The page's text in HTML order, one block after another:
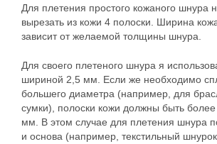
Для плетения простого кожаного шнура
вырезать из кожи 4 полоски. Ширина
зависит от желаемой толщины шнура.
Для своего плетеного шнура я
шириной 2,5 мм. Если же необходимо
большего диаметра (например, для
сумки), полоски кожи должны быть
мм. В этом случае для плетения шнура
и основа (например, текстильный